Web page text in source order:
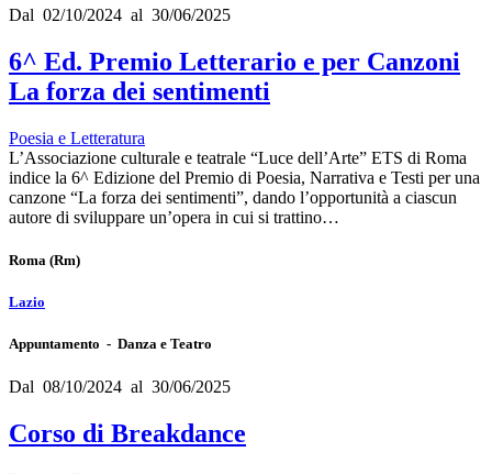
Dal 02/10/2024 al 30/06/2025
6^ Ed. Premio Letterario e per Canzoni
La forza dei sentimenti
Poesia e Letteratura
L’Associazione culturale e teatrale “Luce dell’Arte” ETS di Roma
indice la 6^ Edizione del Premio di Poesia, Narrativa e Testi per una
canzone “La forza dei sentimenti”, dando l’opportunità a ciascun
autore di sviluppare un’opera in cui si trattino…
Roma (Rm)
Lazio
Appuntamento - Danza e Teatro
Dal 08/10/2024 al 30/06/2025
Corso di Breakdance